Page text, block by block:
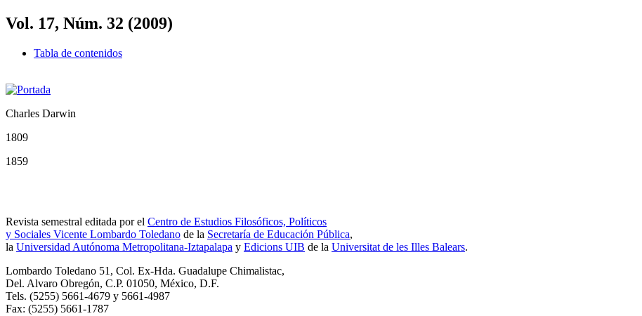
Vol. 17, Núm. 32 (2009)
Tabla de contenidos
Charles Darwin
1809
1859
Revista semestral editada por el Centro de Estudios Filosóficos, Políticos
y Sociales Vicente Lombardo Toledano de la Secretaría de Educación Pública,
la Universidad Autónoma Metropolitana-Iztapalapa y Edicions UIB de la Universitat de les Illes Balears.
Lombardo Toledano 51, Col. Ex-Hda. Guadalupe Chimalistac,
Del. Alvaro Obregón, C.P. 01050, México, D.F.
Tels. (5255) 5661-4679 y 5661-4987
Fax: (5255) 5661-1787